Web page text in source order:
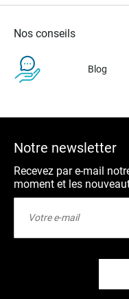
Nos conseils
Blog
Notre newsletter
Recevez par e-mail
moment et les